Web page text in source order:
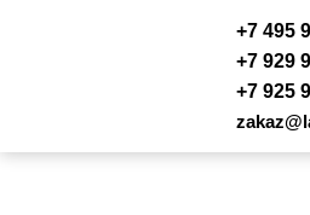
+7 495
+7 929
+7 925